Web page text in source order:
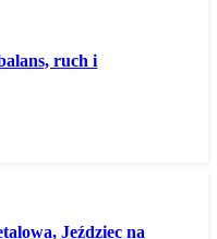
ruch i
Jeździec na